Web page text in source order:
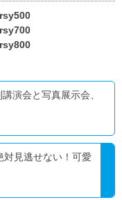
演会と写真展示会、
見逃せない！可愛